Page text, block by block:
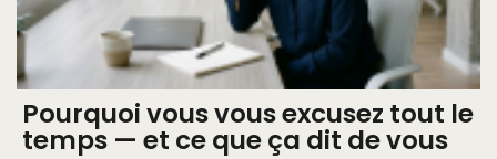
Pourquoi vous vous excusez tout le
temps — et ce que ça dit de vous